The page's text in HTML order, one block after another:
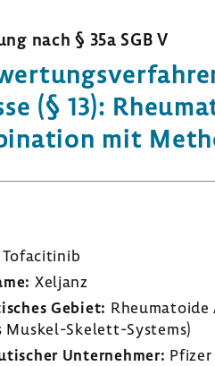
nach § 35a SGB V
(§ 13):
mit
Tofa­ci­tinib
Xeljanz
Gebiet:
Muskel-​Skelett-Systems)
Unter­nehmer: Pfizer